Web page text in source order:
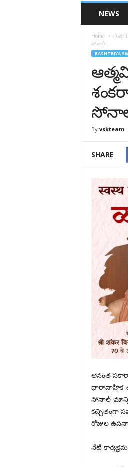
VSK
TelanganaNEWS
Home
సోనాల్...
RASHTRIYA
By vskteam-
SHARE
అనంత
ధారావాహిక
సోనాల్
కచ్చితంగా
రోజుల
నేటి